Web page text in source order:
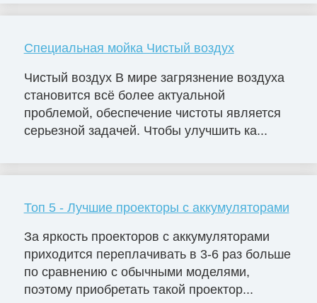
Специальная мойка Чистый воздух
Чистый воздух В мире загрязнение воздуха
становится всё более актуальной
проблемой, обеспечение чистоты является
серьезной задачей. Чтобы улучшить ка...
Топ 5 - Лучшие проекторы с аккумуляторами
За яркость проекторов с аккумуляторами
приходится переплачивать в 3-6 раз больше
по сравнению с обычными моделями,
поэтому приобретать такой проектор...